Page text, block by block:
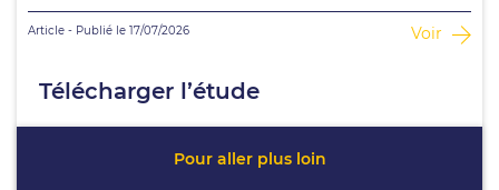
Article - Publié le 17/07/2026 Voir
Télécharger l’étude
Pour aller plus loin